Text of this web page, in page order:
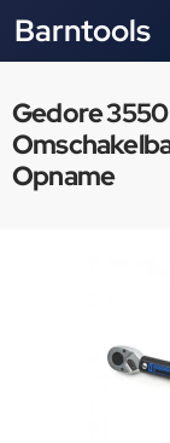
Barntools
Gedore
Opname